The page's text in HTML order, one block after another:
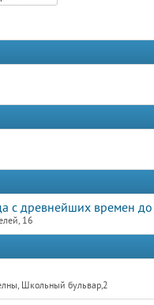
с древнейших времен
16
Школьный бульвар,2